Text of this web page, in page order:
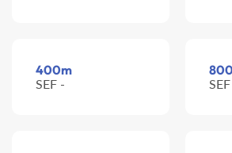
400m
SEF -